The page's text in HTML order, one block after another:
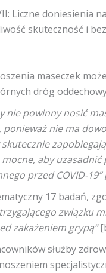
Liczne doniesienia
skuteczność i
maseczek
dróg
nie powinny nosić
ponieważ nie ma
aby
przed COVID-
17 badań,
związku
zakażeniem grypą”
służby